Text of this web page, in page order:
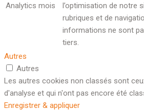
Analytics mois
l’optimisation de notre
rubriques et de
informations ne sont
tiers.
Autres
Autres
Les autres cookies non classés sont
d'analyse et qui n'ont pas encore été
Enregistrer & appliquer